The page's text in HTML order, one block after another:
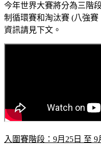
今年世界大賽將分為三階
制循環賽和淘汰賽 (八強
資訊請見下文。
入圍賽階段：9月25日 至 9